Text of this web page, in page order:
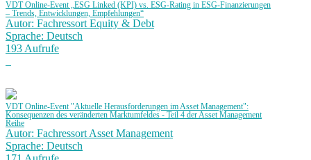
VDT Online-Event „ESG Linked (KPI) vs. ESG-Rating in ESG-Finanzierungen
– Trends, Entwicklungen, Empfehlungen“
Autor: Fachressort Equity & Debt
Sprache: Deutsch
193 Aufrufe
VDT Online-Event "Aktuelle Herausforderungen im Asset Management":
Konsequenzen des veränderten Marktumfeldes - Teil 4 der Asset Management
Reihe
Autor: Fachressort Asset Management
Sprache: Deutsch